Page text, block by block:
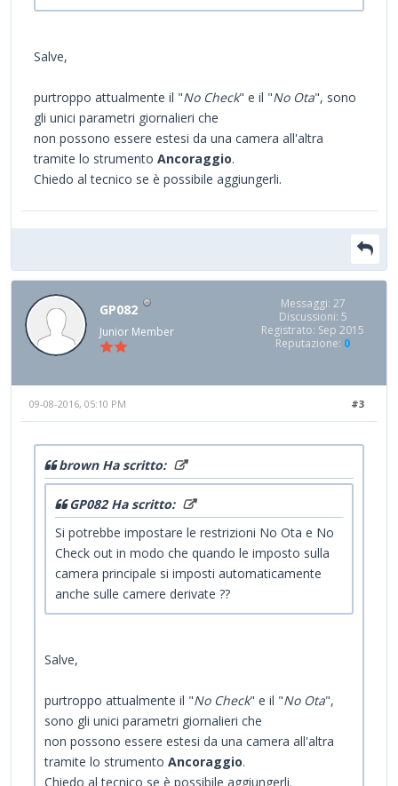
Salve,
purtroppo attualmente il "No Check" e il "No Ota", sono
gli unici parametri giornalieri che
non possono essere estesi da una camera all'altra
tramite lo strumento Ancoraggio.
Chiedo al tecnico se è possibile aggiungerli.
GP082
Junior Member
Messaggi: 27
Discussioni: 5
Registrato: Sep 2015
Reputazione: 0
#3
09-08-2016, 05:10 PM
brown Ha scritto:
GP082 Ha scritto:
Si potrebbe impostare le restrizioni No Ota e No
Check out in modo che quando le imposto sulla
camera principale si imposti automaticamente
anche sulle camere derivate ??
Salve,
purtroppo attualmente il "No Check" e il "No Ota",
sono gli unici parametri giornalieri che
non possono essere estesi da una camera all'altra
tramite lo strumento Ancoraggio.
Chiedo al tecnico se è possibile aggiungerli.